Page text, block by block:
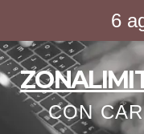
contenido
6
CON